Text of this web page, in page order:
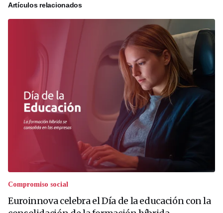
Artículos relacionados
Compromiso social
Euroinnova celebra el Día de la educación con la